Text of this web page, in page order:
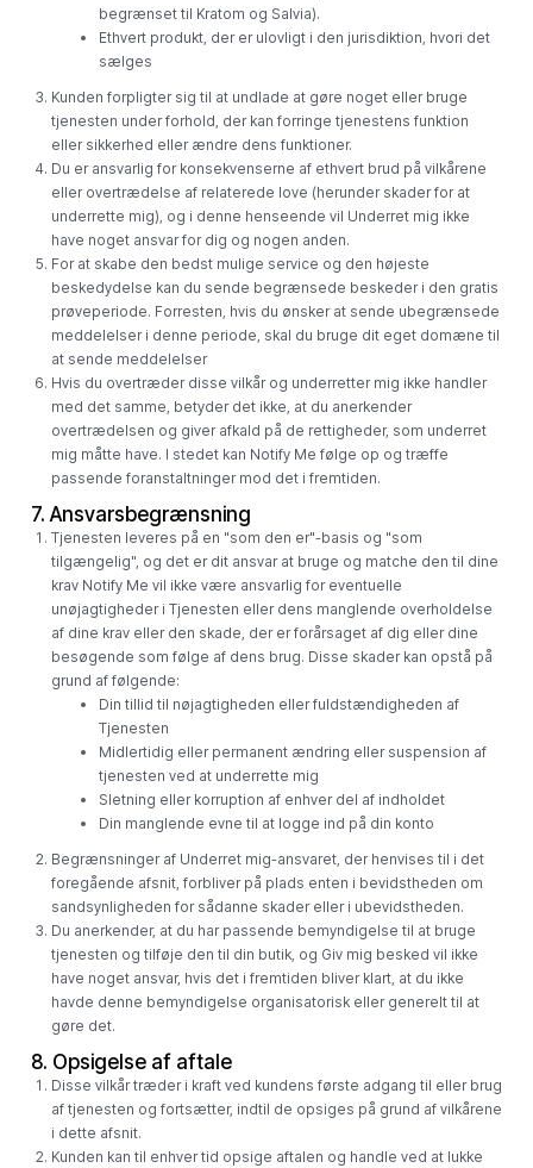
begrænset til Kratom og Salvia).
Ethvert produkt, der er ulovligt i den jurisdiktion, hvori det
sælges
Kunden forpligter sig til at undlade at gøre noget eller bruge
tjenesten under forhold, der kan forringe tjenestens funktion
eller sikkerhed eller ændre dens funktioner.
Du er ansvarlig for konsekvenserne af ethvert brud på vilkårene
eller overtrædelse af relaterede love (herunder skader for at
underrette mig), og i denne henseende vil Underret mig ikke
have noget ansvar for dig og nogen anden.
For at skabe den bedst mulige service og den højeste
beskedydelse kan du sende begrænsede beskeder i den gratis
prøveperiode. Forresten, hvis du ønsker at sende ubegrænsede
meddelelser i denne periode, skal du bruge dit eget domæne til
at sende meddelelser
Hvis du overtræder disse vilkår og underretter mig ikke handler
med det samme, betyder det ikke, at du anerkender
overtrædelsen og giver afkald på de rettigheder, som underret
mig måtte have. I stedet kan Notify Me følge op og træffe
passende foranstaltninger mod det i fremtiden.
7. Ansvarsbegrænsning
Tjenesten leveres på en "som den er"-basis og "som
tilgængelig", og det er dit ansvar at bruge og matche den til dine
krav Notify Me vil ikke være ansvarlig for eventuelle
unøjagtigheder i Tjenesten eller dens manglende overholdelse
af dine krav eller den skade, der er forårsaget af dig eller dine
besøgende som følge af dens brug. Disse skader kan opstå på
grund af følgende:
Din tillid til nøjagtigheden eller fuldstændigheden af ​​
Tjenesten
Midlertidig eller permanent ændring eller suspension af
tjenesten ved at underrette mig
Sletning eller korruption af enhver del af indholdet
Din manglende evne til at logge ind på din konto
Begrænsninger af Underret mig-ansvaret, der henvises til i det
foregående afsnit, forbliver på plads enten i bevidstheden om
sandsynligheden for sådanne skader eller i ubevidstheden.
Du anerkender, at du har passende bemyndigelse til at bruge
tjenesten og tilføje den til din butik, og Giv mig besked vil ikke
have noget ansvar, hvis det i fremtiden bliver klart, at du ikke
havde denne bemyndigelse organisatorisk eller generelt til at
gøre det.
8. Opsigelse af aftale
Disse vilkår træder i kraft ved kundens første adgang til eller brug
af tjenesten og fortsætter, indtil de opsiges på grund af vilkårene
i dette afsnit.
Kunden kan til enhver tid opsige aftalen og handle ved at lukke